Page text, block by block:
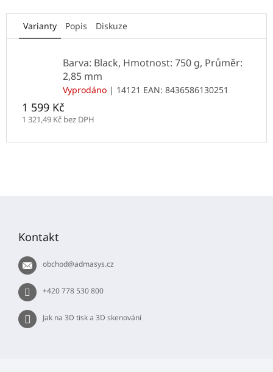
Varianty Popis Diskuze
Barva: Black, Hmotnost: 750 g, Průměr:
2,85 mm
Vyprodáno | 14121 EAN: 8436586130251
1 599 Kč
1 321,49 Kč bez DPH
Kontakt
obchod@admasys.cz
+420 778 530 800
Jak na 3D tisk a 3D skenování